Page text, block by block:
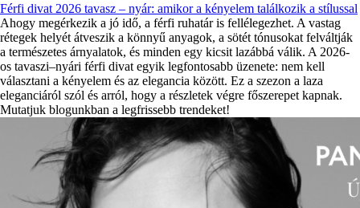
Férfi divat 2026 tavasz – nyár: amikor a kényelem találkozik a stílussal
Ahogy megérkezik a jó idő, a férfi ruhatár is fellélegezhet. A vastag
rétegek helyét átveszik a könnyű anyagok, a sötét tónusokat felváltják
a természetes árnyalatok, és minden egy kicsit lazábbá válik. A 2026-
os tavaszi–nyári férfi divat egyik legfontosabb üzenete: nem kell
választani a kényelem és az elegancia között. Ez a szezon a laza
eleganciáról szól és arról, hogy a részletek végre főszerepet kapnak.
Mutatjuk blogunkban a legfrissebb trendeket!